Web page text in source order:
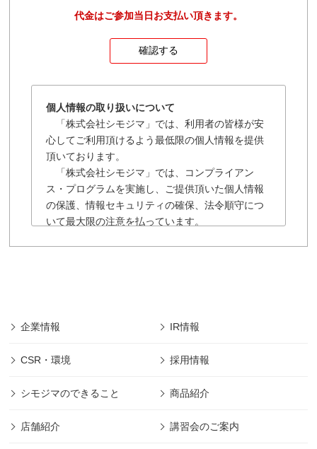
代金はご参加当日お支払い頂きます。
個人情報の取り扱いについて
「株式会社シモジマ」では、利用者の皆様が安
心してご利用頂けるよう最低限の個人情報を提供
頂いております。
「株式会社シモジマ」では、コンプライアン
ス・プログラムを実施し、ご提供頂いた個人情報
の保護、情報セキュリティの確保、法令順守につ
いて最大限の注意を払っています。
報の保護に細心の注意を払うものとします。
供されるサービスのみであります。
■本規約に明記された場合を除き、目的以外の利用
■本規約に明記された場合を除き、第三者への開示
企業情報 IR情報
CSR・環境 採用情報
シモジマのできること 商品紹介
店舗紹介 講習会のご案内